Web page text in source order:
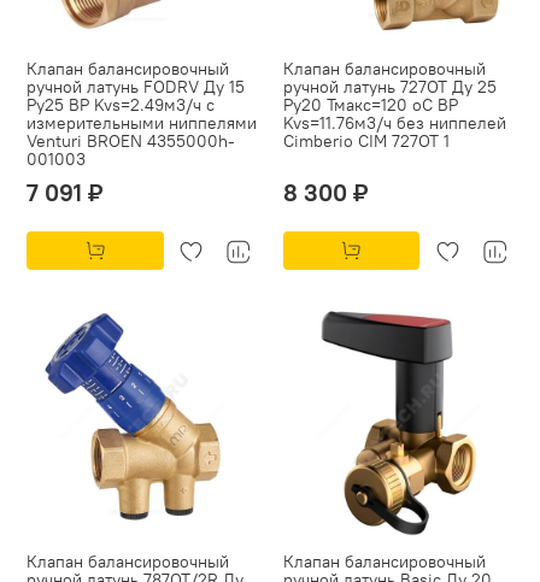
Клапан балансировочный
ручной латунь FODRV Ду 15
Ру25 ВР Kvs=2.49м3/ч с
измерительными ниппелями
Venturi BROEN 4355000h-
001003
7 091 ₽
Клапан балансировочный
ручной латунь 727ОТ Ду 25
Ру20 Тмакс=120 оС ВР
Kvs=11.76м3/ч без ниппелей
Cimberio CIM 727OT 1
8 300 ₽
Клапан балансировочный
Клапан балансировочный